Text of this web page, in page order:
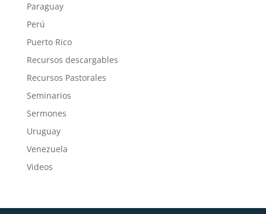
Paraguay
Perú
Puerto Rico
Recursos descargables
Recursos Pastorales
Seminarios
Sermones
Uruguay
Venezuela
Videos